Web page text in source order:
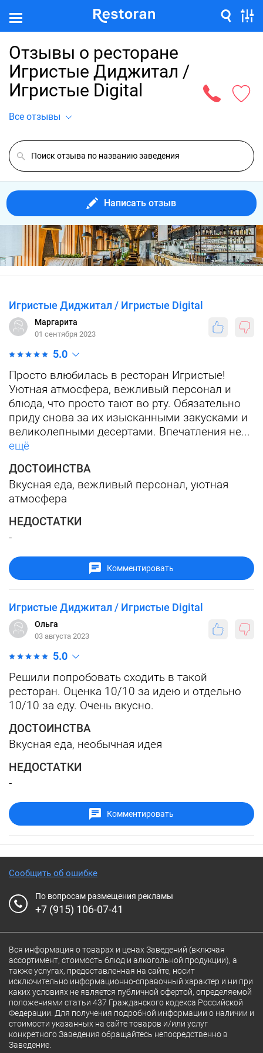
Отзывы о ресторане
Игристые Диджитал /
Игристые Digital
Все отзывы
Написать отзыв
Игристые Диджитал / Игристые Digital
Маргарита
01 сентября 2023
5.0
Просто влюбилась в ресторан Игристые!
Уютная атмосфера, вежливый персонал и
блюда, что просто тают во рту. Обязательно
приду снова за их изысканными закусками и
великолепными десертами. Впечатления не...
ещё
ДОСТОИНСТВА
Вкусная еда, вежливый персонал, уютная
атмосфера
НЕДОСТАТКИ
-
Комментировать
Игристые Диджитал / Игристые Digital
Ольга
03 августа 2023
5.0
Решили попробовать сходить в такой
ресторан. Оценка 10/10 за идею и отдельно
10/10 за еду. Очень вкусно.
ДОСТОИНСТВА
Вкусная еда, необычная идея
НЕДОСТАТКИ
-
Комментировать
Сообщить об ошибке
По вопросам размещения рекламы
+7 (915) 106-07-41
Вся информация о товарах и ценах Заведений (включая
ассортимент, стоимость блюд и алкогольной продукции), а
также услугах, предоставленная на сайте, носит
исключительно информационно-справочный характер и ни при
каких условиях не является публичной офертой, определяемой
положениями статьи 437 Гражданского кодекса Российской
Федерации. Для получения подробной информации о наличии и
стоимости указанных на сайте товаров и/или услуг
конкретного Заведения обращайтесь непосредственно в
Заведение.